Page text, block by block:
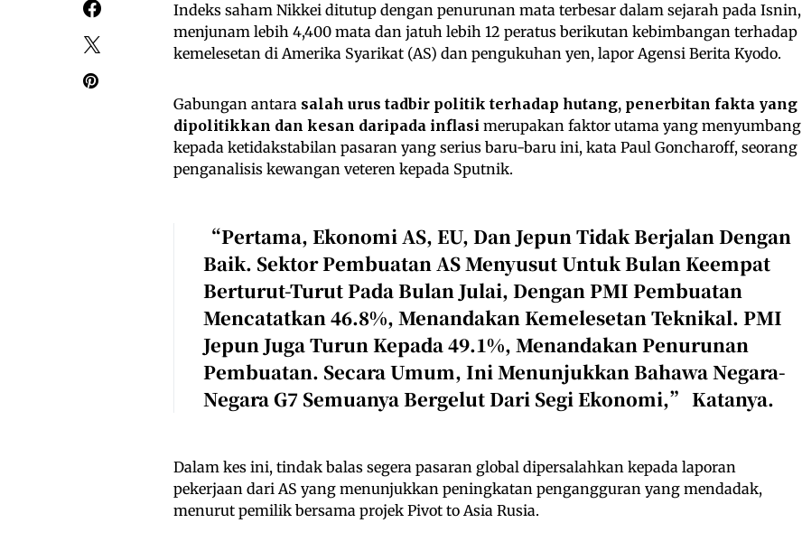
Indeks saham Nikkei ditutup dengan penurunan mata terbesar dalam sejarah pada Isnin,
menjunam lebih 4,400 mata dan jatuh lebih 12 peratus berikutan kebimbangan terhadap
kemelesetan di Amerika Syarikat (AS) dan pengukuhan yen, lapor Agensi Berita Kyodo.
Gabungan antara salah urus tadbir politik terhadap hutang, penerbitan fakta yang
dipolitikkan dan kesan daripada inflasi merupakan faktor utama yang menyumbang
kepada ketidakstabilan pasaran yang serius baru-baru ini, kata Paul Goncharoff, seorang
penganalisis kewangan veteren kepada Sputnik.
“Pertama, Ekonomi AS, EU, Dan Jepun Tidak Berjalan Dengan
Baik. Sektor Pembuatan AS Menyusut Untuk Bulan Keempat
Berturut-Turut Pada Bulan Julai, Dengan PMI Pembuatan
Mencatatkan 46.8%, Menandakan Kemelesetan Teknikal. PMI
Jepun Juga Turun Kepada 49.1%, Menandakan Penurunan
Pembuatan. Secara Umum, Ini Menunjukkan Bahawa Negara-
Negara G7 Semuanya Bergelut Dari Segi Ekonomi,” Katanya.
Dalam kes ini, tindak balas segera pasaran global dipersalahkan kepada laporan
pekerjaan dari AS yang menunjukkan peningkatan pengangguran yang mendadak,
menurut pemilik bersama projek Pivot to Asia Rusia.